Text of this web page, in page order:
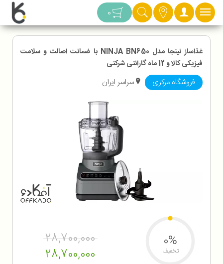
دسته بندی 0
غذاساز نینجا مدل NINJA BN650 با ضمانت اصالت و سلامت
فیزیکی کالا و 12 ماه گارانتی شرکتی
فروشگاه مرکزی سراسر ایران
28,700,000
28,700,000
0%
تخفیف